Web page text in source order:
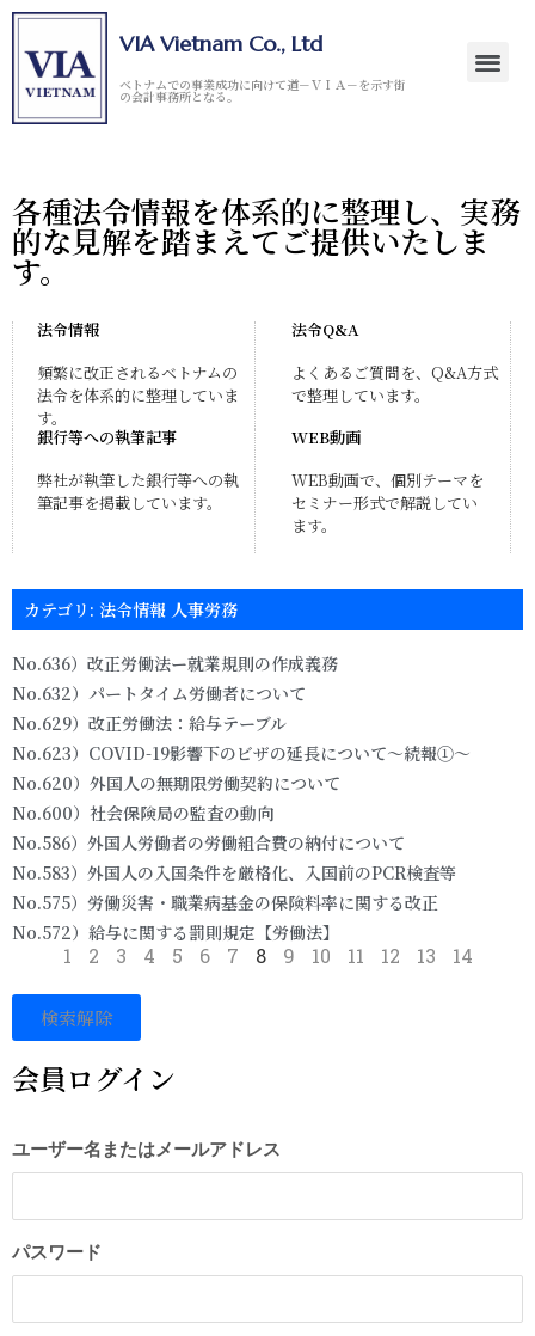
VIA Vietnam Co., Ltd
ベトナムでの事業成功に向けて道－ＶＩＡ－を示す街
の会計事務所となる。
会員ログイン
ユーザー名またはメールアドレス
パスワード
各種法令情報を体系的に整理し、実務
的な見解を踏まえてご提供いたしま
す。
法令情報
頻繁に改正されるベトナムの
法令を体系的に整理していま
す。
法令Q&A
よくあるご質問を、Q&A方式
で整理しています。
銀行等への執筆記事
弊社が執筆した銀行等への執
筆記事を掲載しています。
WEB動画
WEB動画で、個別テーマを
セミナー形式で解説してい
ます。
カテゴリ: 法令情報 人事労務
No.636）改正労働法ー就業規則の作成義務
No.632）パートタイム労働者について
No.629）改正労働法：給与テーブル
No.623）COVID-19影響下のビザの延長について～続報①～
No.620）外国人の無期限労働契約について
No.600）社会保険局の監査の動向
No.586）外国人労働者の労働組合費の納付について
No.583）外国人の入国条件を厳格化、入国前のPCR検査等
No.575）労働災害・職業病基金の保険料率に関する改正
No.572）給与に関する罰則規定【労働法】
1 2 3 4 5 6 7 8 9 10 11 12 13 14
検索解除